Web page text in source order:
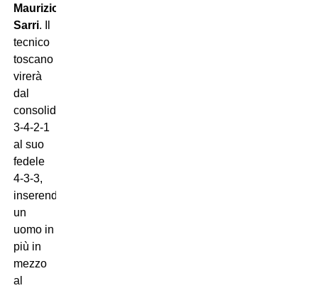
Maurizio
Sarri. Il
tecnico
toscano
virerà
dal
consolidato
3-4-2-1
al suo
fedele
4-3-3,
inserendo
un
uomo in
più in
mezzo
al